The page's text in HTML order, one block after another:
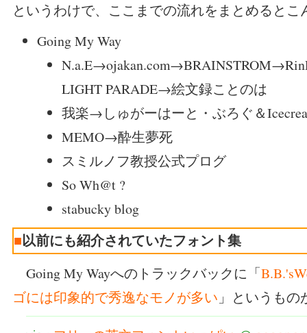
というわけで、ここまでの流れをまとめるとこ
Going My Way
LIGHT PARADE→絵文録ことのは
我楽→しゅがーはーと・ぶろぐ＆
MEMO→酔生夢死
スミルノフ教授公式プログ
So Wh@t ?
stabucky blog
■ 以前にも紹介されていたフォント集
Going My Wayへのトラックバックに「
ゴには印象的で秀逸なモノが多い 」というも